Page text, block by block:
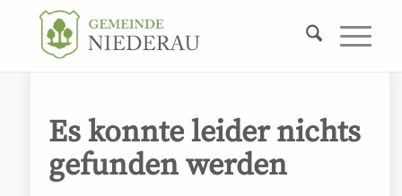
Es konnte leider nichts
gefunden werden